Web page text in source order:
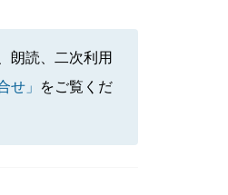
朗読、二次利用
せ」
をご覧くだ